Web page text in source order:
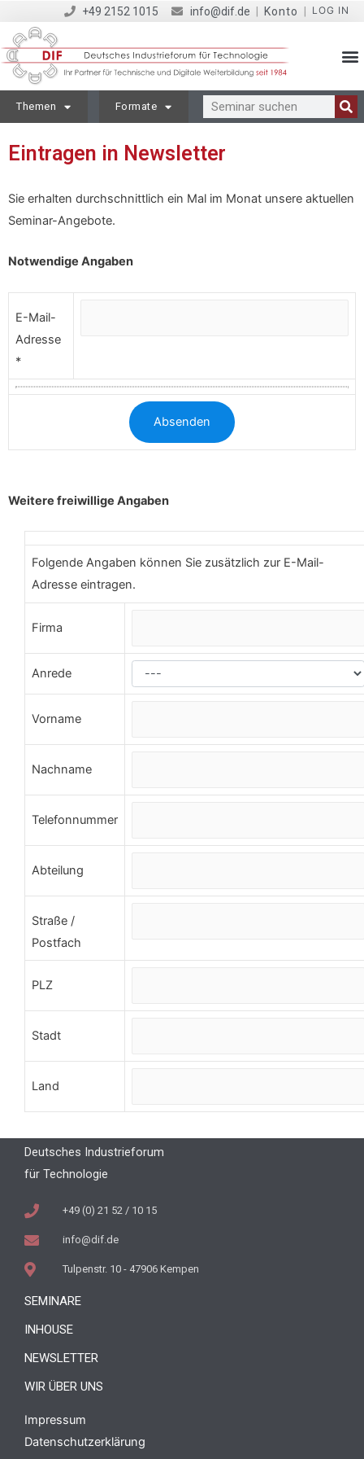
+49 2152 1015 info@dif.de Konto LOG IN
Themen Formate
Eintragen in Newsletter
Sie erhalten durchschnittlich ein Mal im Monat unsere aktuellen
Seminar-Angebote.
Notwendige Angaben
E-Mail-
Adresse
*
Weitere freiwillige Angaben
Folgende Angaben können Sie zusätzlich zur E-Mail-
Adresse eintragen.
Firma
Anrede
Vorname
Nachname
Telefonnummer
Abteilung
Straße /
Postfach
PLZ
Stadt
Land
Deutsches Industrieforum
für Technologie
+49 (0) 21 52 / 10 15
info@dif.de
Tulpenstr. 10 - 47906 Kempen
SEMINARE
INHOUSE
NEWSLETTER
WIR ÜBER UNS
Impressum
Datenschutzerklärung